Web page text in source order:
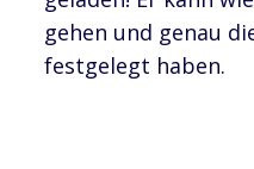
gehen und genau
festgelegt haben.